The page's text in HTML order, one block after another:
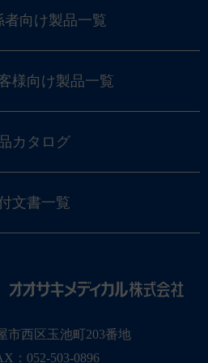
者向け製品一覧
様向け製品一覧
カタログ
文書一覧
市西区玉池町203番地
：052-503-0896